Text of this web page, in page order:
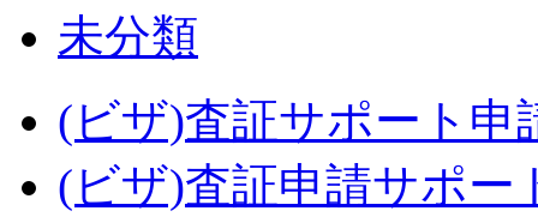
未分類
(ビザ)査証サポート申
(ビザ)査証申請サポー